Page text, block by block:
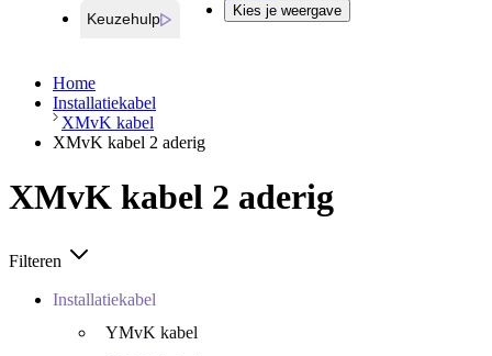
Keuzehulp Kies je weergave
Home
Installatiekabel
XMvK kabel
XMvK kabel 2 aderig
XMvK kabel 2 aderig
Filteren
Installatiekabel
YMvK kabel